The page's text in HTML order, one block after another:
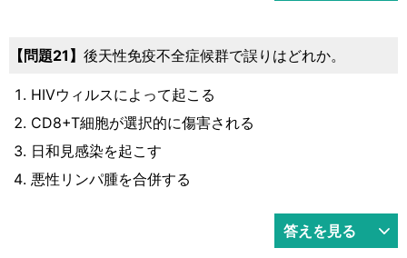
問題21 後天性免疫不全症候群で誤りはどれか。
HIVウィルスによって起こる
CD8+T細胞が選択的に傷害される
日和見感染を起こす
悪性リンパ腫を合併する
答えを見る